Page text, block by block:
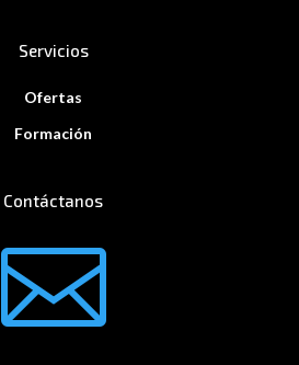
Servicios
Ofertas
Formación
Contáctanos
